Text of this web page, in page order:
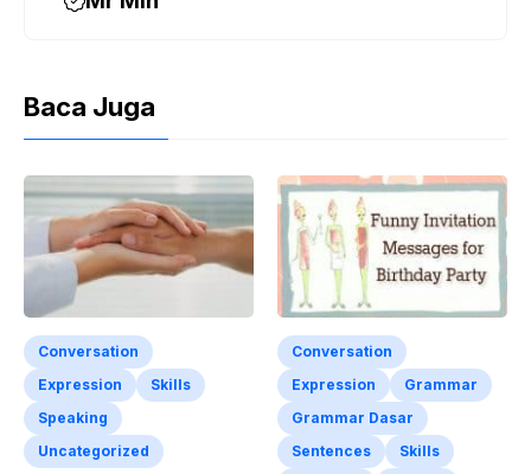
Baca Juga
Conversation
Expression
Skills
Speaking
Uncategorized
Conversation
Expression
Grammar
Grammar Dasar
Sentences
Skills